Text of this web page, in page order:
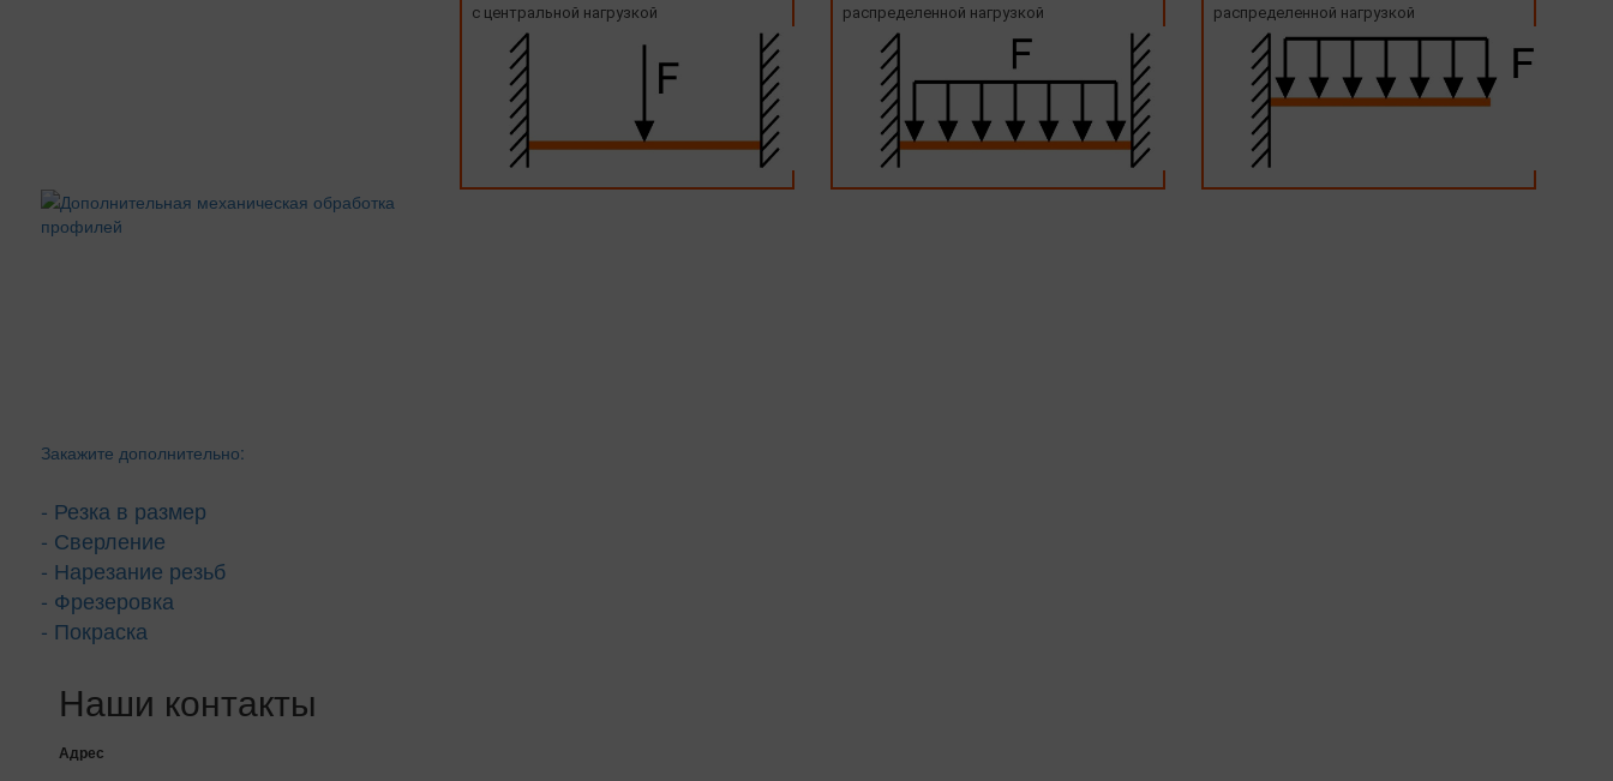
с центральной нагрузкой
распределенной нагрузкой
распределенной нагрузкой
Закажите дополнительно:
- Резка в размер
- Сверление
- Нарезание резьб
- Фрезеровка
- Покраска
Наши контакты
Адрес